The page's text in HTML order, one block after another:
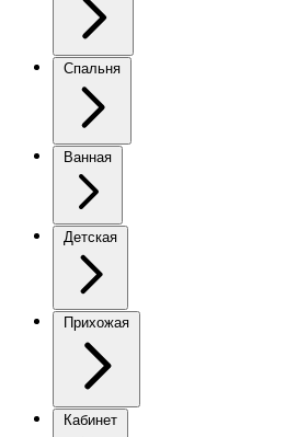
Спальня
Ванная
Детская
Прихожая
Кабинет